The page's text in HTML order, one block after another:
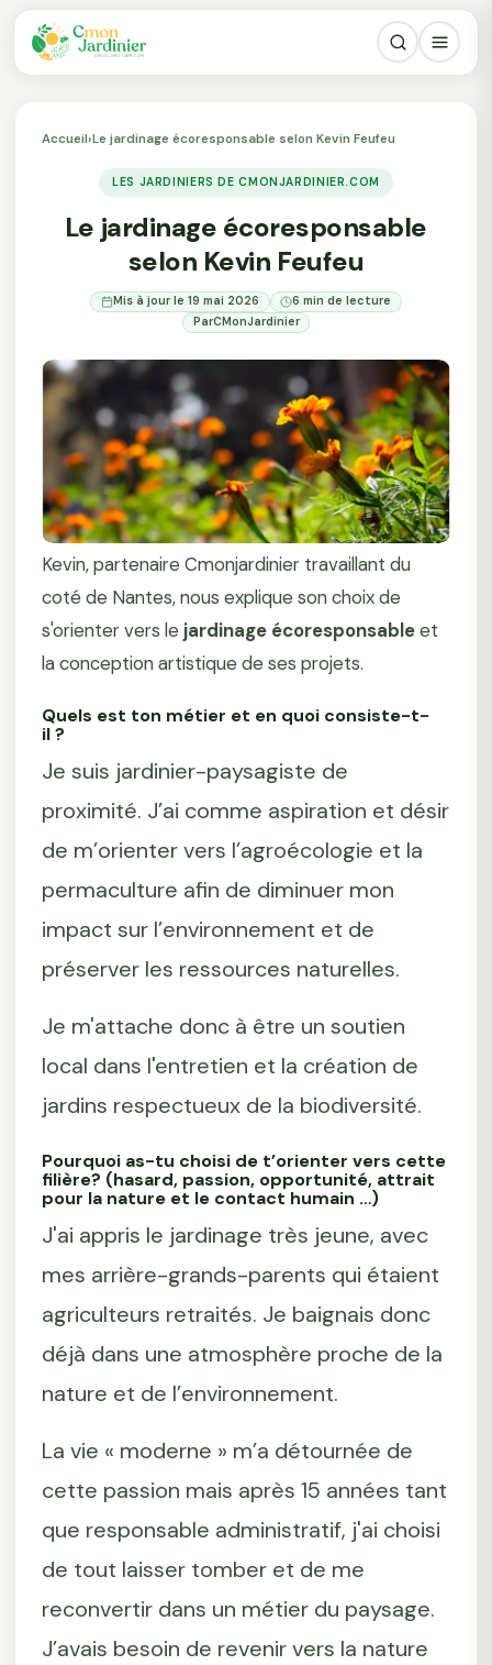
Accueil›Le jardinage écoresponsable selon Kevin Feufeu
LES JARDINIERS DE CMONJARDINIER.COM
Le jardinage écoresponsable
selon Kevin Feufeu
Mis à jour le 19 mai 2026
6 min de lecture
ParCMonJardinier
Kevin, partenaire Cmonjardinier travaillant du
coté de Nantes, nous explique son choix de
s'orienter vers le jardinage écoresponsableet
la conception artistique de ses projets.
Quels est ton métier et en quoi consiste-t-
il ?
Je suis jardinier-paysagiste de
proximité. J’ai comme aspiration et désir
de m’orienter vers l’agroécologie et la
permaculture afin de diminuer mon
impact sur l’environnement et de
préserver les ressources naturelles.
Je m'attache donc à être un soutien
local dans l'entretien et la création de
jardins respectueux de la biodiversité.
Pourquoi as-tu choisi de t’orienter vers cette
filière? (hasard, passion, opportunité, attrait
pour la nature et le contact humain …)
J'ai appris le jardinage très jeune, avec
mes arrière-grands-parents qui étaient
agriculteurs retraités. Je baignais donc
déjà dans une atmosphère proche de la
nature et de l’environnement.
La vie « moderne » m’a détournée de
cette passion mais après 15 années tant
que responsable administratif, j'ai choisi
de tout laisser tomber et de me
reconvertir dans un métier du paysage.
J’avais besoin de revenir vers la nature